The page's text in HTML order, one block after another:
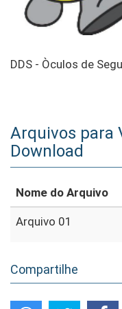
DDS - Òculos de
Arquivos para
Download
Nome do Arquivo
Arquivo 01
Compartilhe